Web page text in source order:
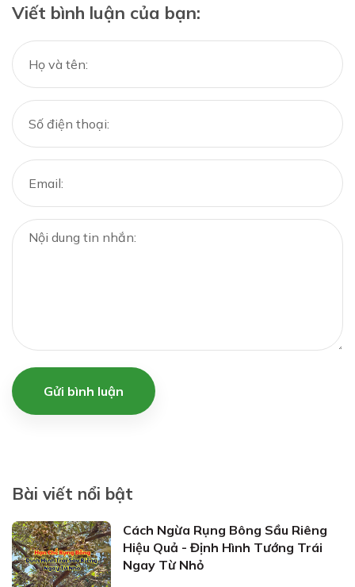
Viết bình luận của bạn:
Gửi bình luận
Bài viết nổi bật
Cách Ngừa Rụng Bông Sầu Riêng
Hiệu Quả - Định Hình Tướng Trái
Ngay Từ Nhỏ